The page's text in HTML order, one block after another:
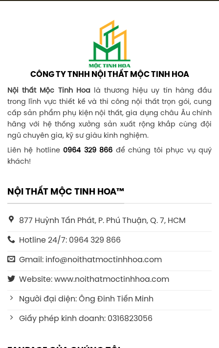
CÔNG TY TNHH NỘI THẤT MỘC TINH HOA
Nội thất Mộc Tinh Hoalà thương hiệu uy tín hàng đầu
trong lĩnh vực thiết kế và thi công nội thất trọn gói, cung
cấp sản phẩm phụ kiện nội thất, gia dụng châu Âu chính
hãng với hệ thống xưởng sản xuất rộng khắp cùng đội
ngũ chuyên gia, kỹ sư giàu kinh nghiệm.
Liên hệ hotline 0964 329 866 để chúng tôi phục vụ quý
khách!
NỘI THẤT MỘC TINH HOA™
877 Huỳnh Tấn Phát, P. Phú Thuận, Q. 7, HCM
Hotline 24/7: 0964 329 866
Gmail: info@noithatmoctinhhoa.com
Website: www.noithatmoctinhhoa.com
Người đại diện: Ông Đinh Tiến Minh
Giấy phép kinh doanh: 0316823056